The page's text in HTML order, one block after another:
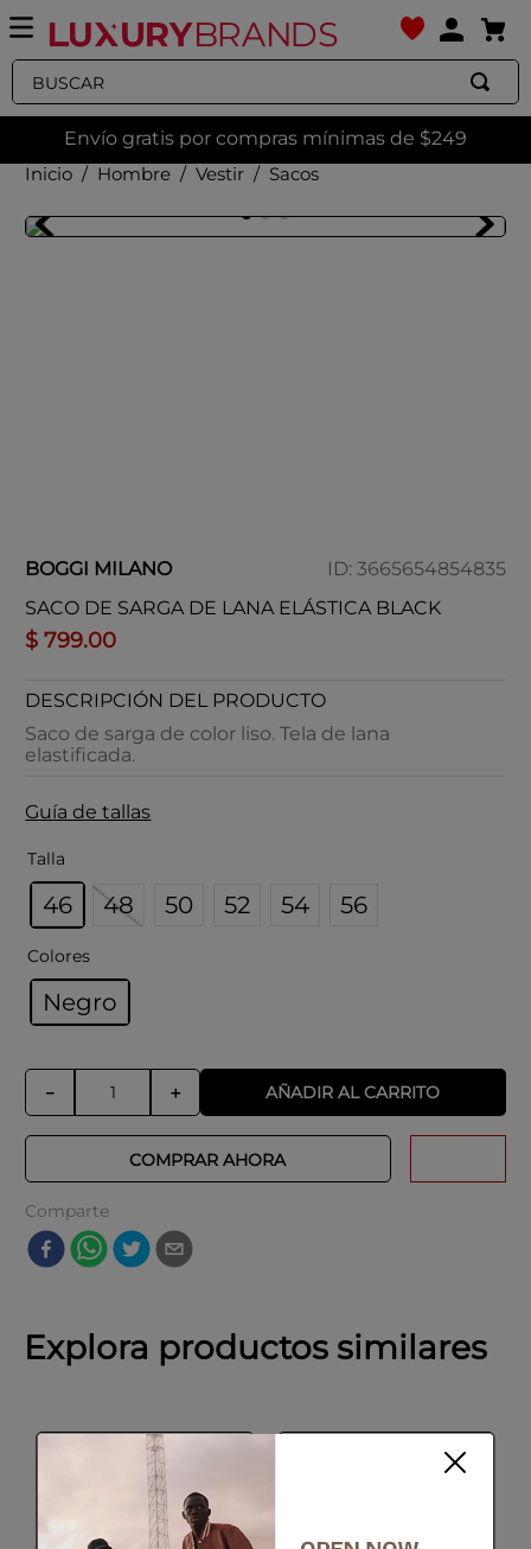
Buscar
Envío gratis por compras mínimas de $249
Hombre
Vestir Sacos
BOGGI MILANO ID: 3665654854835
SACO DE SARGA DE LANA ELÁSTICA BLACK
$ 799.00
DESCRIPCIÓN DEL PRODUCTO
Saco de sarga de color liso. Tela de lana
elastificada.
Guía de tallas
Talla
46 48 50 52 54 56
Colores
Negro
＋
－ AÑADIR AL CARRITO
COMPRAR AHORA
Comparte
Explora productos similares